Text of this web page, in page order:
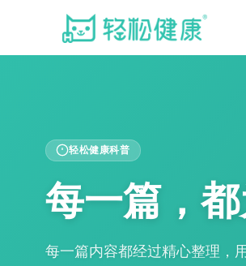
轻松健康科普
每一篇，
每一篇内容都经过精心整理，